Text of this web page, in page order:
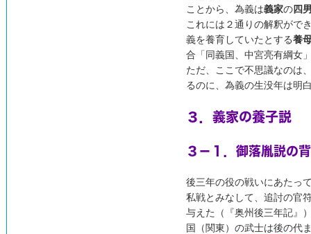
ことから、為義は義家の四
これには２通りの解釈がで
義を養育していたとする養
合「同義国、中宮亮有綱女
ただ、ここで不思議なのは
るのに、為義の生没年は明
３．義家の養子説
３－１．御落胤説の
後三年の役の戦いにあたっ
私戦とみなして、追討の官
与えた（『奥州後三年記』
国（関東）の武士は後の代